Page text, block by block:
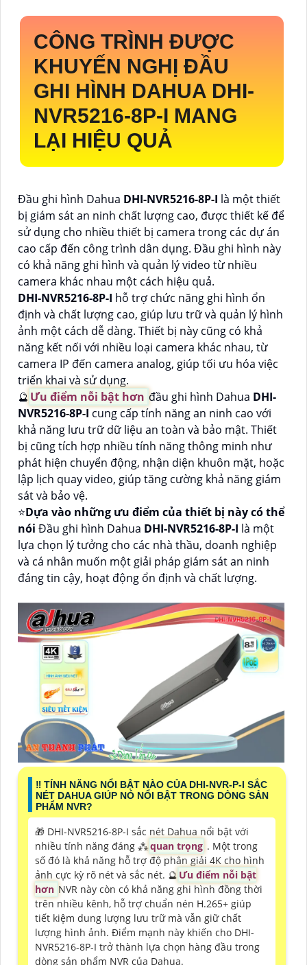
CÔNG TRÌNH ĐƯỢC
KHUYẾN NGHỊ ĐẦU
GHI HÌNH DAHUA DHI-
NVR5216-8P-I MANG
LẠI HIỆU QUẢ
Đầu ghi hình Dahua DHI-NVR5216-8P-I là một thiết
bị giám sát an ninh chất lượng cao, được thiết kế để
sử dụng cho nhiều thiết bị camera trong các dự án
cao cấp đến công trình dân dụng. Đầu ghi hình này
có khả năng ghi hình và quản lý video từ nhiều
camera khác nhau một cách hiệu quả.
DHI-NVR5216-8P-I hỗ trợ chức năng ghi hình ổn
định và chất lượng cao, giúp lưu trữ và quản lý hình
ảnh một cách dễ dàng. Thiết bị này cũng có khả
năng kết nối với nhiều loại camera khác nhau, từ
camera IP đến camera analog, giúp tối ưu hóa việc
triển khai và sử dụng.
🔮 Ưu điểm nỗi bật hơn đầu ghi hình Dahua DHI-
NVR5216-8P-I cung cấp tính năng an ninh cao với
khả năng lưu trữ dữ liệu an toàn và bảo mật. Thiết
bị cũng tích hợp nhiều tính năng thông minh như
phát hiện chuyển động, nhận diện khuôn mặt, hoặc
lập lịch quay video, giúp tăng cường khả năng giám
sát và bảo vệ.
⭐Dựa vào những ưu điểm của thiết bị này có thể
nói Đầu ghi hình Dahua DHI-NVR5216-8P-I là một
lựa chọn lý tưởng cho các nhà thầu, doanh nghiệp
và cá nhân muốn một giải pháp giám sát an ninh
đáng tin cậy, hoạt động ổn định và chất lượng.
‼️ TÍNH NĂNG NỔI BẬT NÀO CỦA DHI-NVR-P-I SẮC
NÉT DAHUA GIÚP NÓ NỔI BẬT TRONG DÒNG SẢN
PHẨM NVR?
🎁 DHI-NVR5216-8P-I sắc nét Dahua nổi bật với
nhiều tính năng đáng ⁂quan trọng . Một trong
số đó là khả năng hỗ trợ độ phân giải 4K cho hình
ảnh cực kỳ rõ nét và sắc nét. 🔮 Ưu điểm nỗi bật
hơn NVR này còn có khả năng ghi hình đồng thời
trên nhiều kênh, hỗ trợ chuẩn nén H.265+ giúp
tiết kiệm dung lượng lưu trữ mà vẫn giữ chất
lượng hình ảnh. Điểm mạnh này khiến cho DHI-
NVR5216-8P-I trở thành lựa chọn hàng đầu trong
dòng sản phẩm NVR của Dahua.